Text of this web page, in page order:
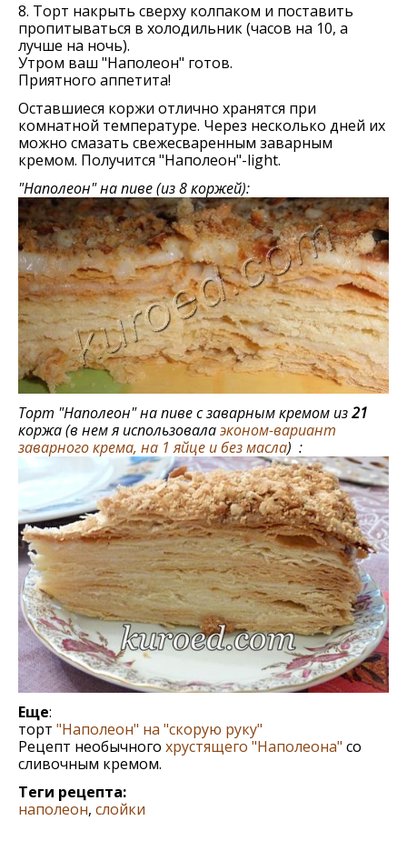
8. Торт накрыть сверху колпаком и поставить
пропитываться в холодильник (часов на 10, а
лучше на ночь).
Утром ваш "Наполеон" готов.
Приятного аппетита!
Оставшиеся коржи отлично хранятся при
комнатной температуре. Через несколько дней их
можно смазать свежесваренным заварным
кремом. Получится "Наполеон"-light.
"Наполеон" на пиве (из 8 коржей):
Торт "Наполеон" на пиве с заварным кремом из21
коржа (в нем я использовалаэконом-вариант
заварного крема, на 1 яйце и без масла) :
Еще:
торт "Наполеон" на "скорую руку"
Рецепт необычного хрустящего "Наполеона" со
сливочным кремом.
Теги рецепта:
наполеон, слойки